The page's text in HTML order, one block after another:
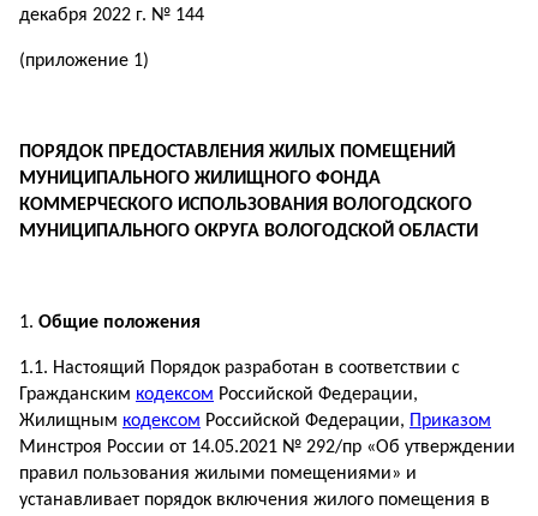
декабря 2022 г. № 144
(приложение 1)
ПОРЯДОК ПРЕДОСТАВЛЕНИЯ ЖИЛЫХ ПОМЕЩЕНИЙ
МУНИЦИПАЛЬНОГО ЖИЛИЩНОГО ФОНДА
КОММЕРЧЕСКОГО ИСПОЛЬЗОВАНИЯ ВОЛОГОДСКОГО
МУНИЦИПАЛЬНОГО ОКРУГА ВОЛОГОДСКОЙ ОБЛАСТИ
Общие положения
1.1. Настоящий Порядок разработан в соответствии с
Гражданским кодексом Российской Федерации,
Жилищным кодексом Российской Федерации, Приказом
Минстроя России от 14.05.2021 № 292/пр «Об утверждении
правил пользования жилыми помещениями» и
устанавливает порядок включения жилого помещения в